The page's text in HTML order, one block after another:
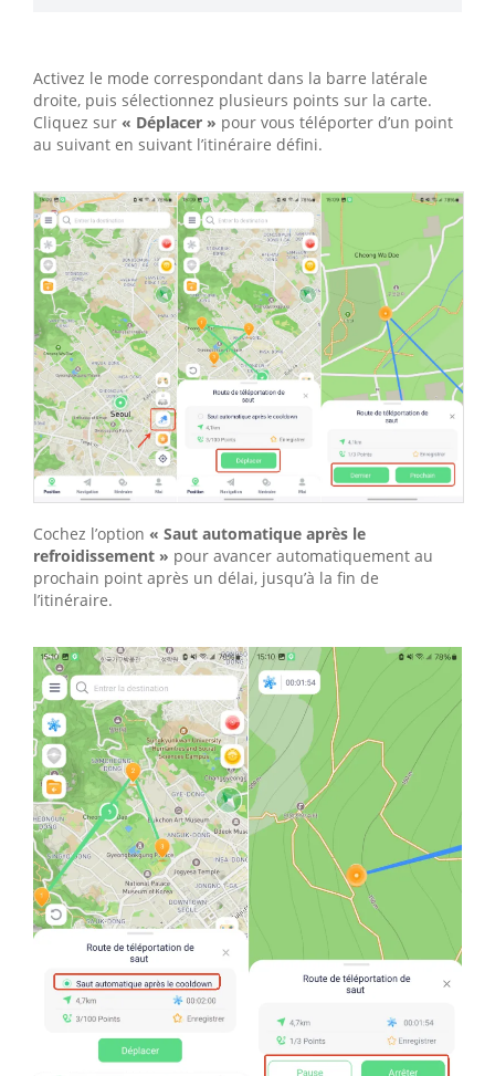
Activez le mode correspondant dans la barre latérale
droite, puis sélectionnez plusieurs points sur la carte.
Cliquez sur « Déplacer » pour vous téléporter d’un point
au suivant en suivant l’itinéraire défini.
Cochez l’option « Saut automatique après le
refroidissement » pour avancer automatiquement au
prochain point après un délai, jusqu’à la fin de
l’itinéraire.